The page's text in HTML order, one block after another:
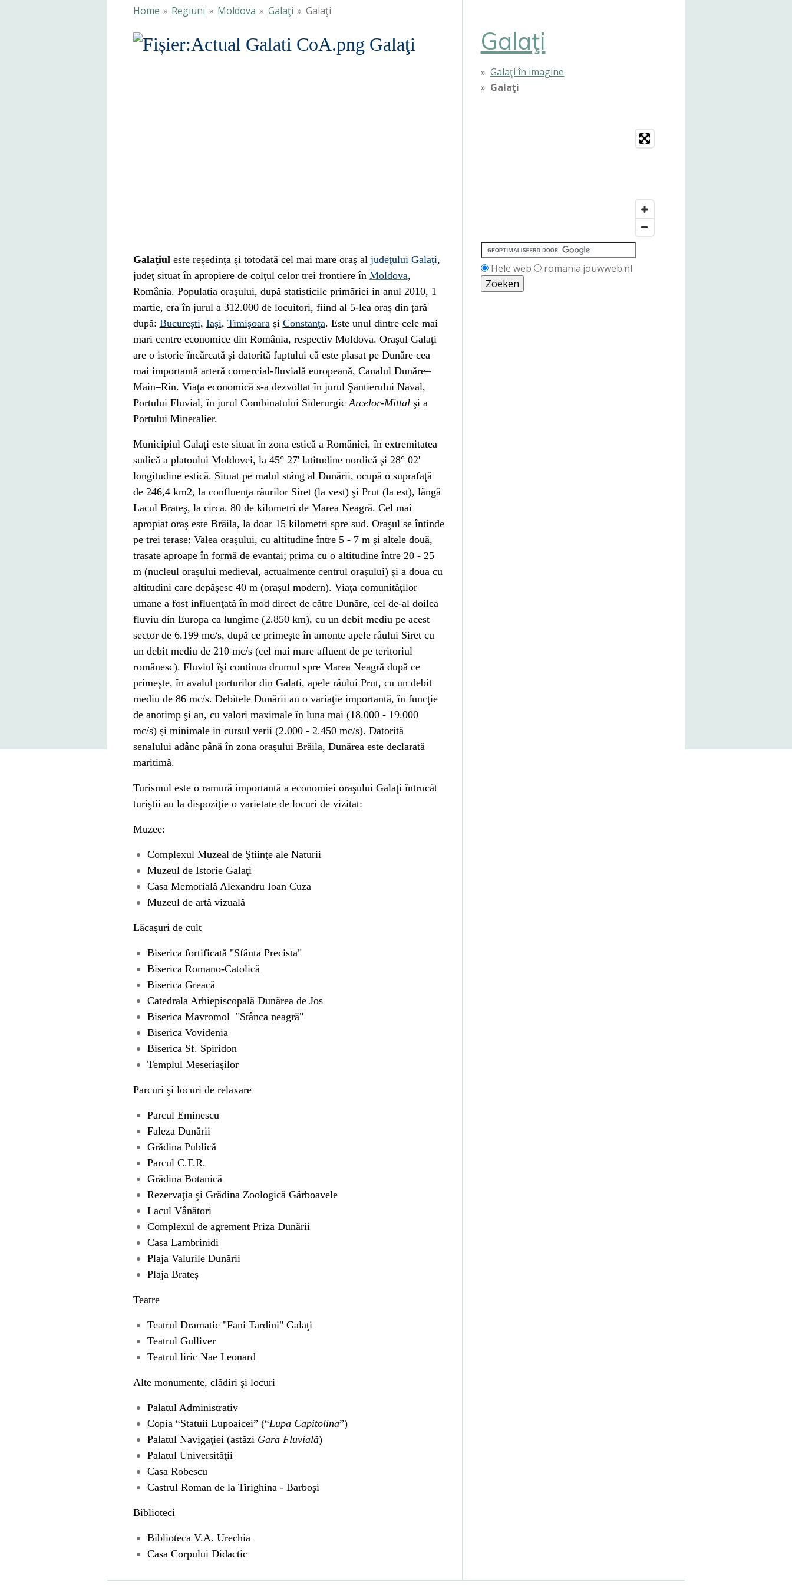
Home » Regiuni » Moldova » Galaţi » Galaţi
Galaţi
Galaţiuleste reşedinţa şi totodată cel mai mare oraş al judeţului Galaţi,
judeţ situat în apropiere de colţul celor trei frontiereîn Moldova,
România. Populatia oraşului, după statisticile primăriei in anul 2010, 1
martie, era în jurul a 312.000 de locuitori, fiind al 5-lea oraș din țară
după: Bucureşti, Iaşi, Timişoarași Constanţa. Este unul dintre cele mai
mari centre economice din România, respectiv Moldova. Oraşul Galaţi
are o istorie încărcată şi datorită faptului că este plasat pe Dunărecea
mai importantă arteră comercial-fluvială europeană, Canalul Dunăre–
Main–Rin. Viaţa economică s-a dezvoltat în jurul Şantierului Naval,
Portului Fluvial, în jurul Combinatului SiderurgicArcelor-Mittalşi a
Portului Mineralier.
Municipiul Galaţi este situat în zona estică a României, în extremitatea
sudică a platoului Moldovei, la 45° 27' latitudinenordică şi 28° 02'
longitudineestică. Situat pe malul stâng al Dunării, ocupă o suprafaţă
de 246,4 km2, la confluenţa râurilor Siret(la vest) şi Prut(la est), lângă
Lacul Brateş, la circa. 80 de kilometri de Marea Neagră. Cel mai
apropiat oraş este Brăila, la doar 15 kilometri spre sud. Oraşul se întinde
pe trei terase: Valea oraşului, cu altitudine între 5 - 7 m şi altele două,
trasate aproape în formă de evantai; prima cu o altitudine între 20 - 25
m (nucleul oraşului medieval, actualmente centrul oraşului) şi a doua cu
altitudini care depăşesc 40 m (oraşul modern). Viaţa comunităţilor
umane a fost influenţată în mod direct de către Dunăre, cel de-al doilea
fluviu din Europaca lungime (2.850 km), cu un debit mediu pe acest
sector de 6.199 mc/s, după ce primeşte în amonte apele râului Siretcu
un debit mediu de 210 mc/s (cel mai mare afluent de pe teritoriul
românesc). Fluviul îşi continua drumul spre Marea Neagră după ce
primeşte, în avalul porturilor din Galati, apele râului Prut, cu un debit
mediu de 86 mc/s. Debitele Dunării au o variaţie importantă, în funcţie
de anotimp şi an, cu valori maximale în luna mai (18.000 - 19.000
mc/s) şi minimale in cursul verii(2.000 - 2.450 mc/s). Datorită
senalului adânc până în zona oraşului Brăila, Dunărea este declarată
maritimă.
Turismul este o ramură importantă a economiei oraşului Galaţi întrucât
turiştii au la dispoziţie o varietate de locuri de vizitat:
Muzee:
Complexul Muzeal de Ştiinţe ale Naturii
Muzeul de Istorie Galaţi
Casa Memorială Alexandru Ioan Cuza
Muzeul de artă vizuală
Lăcaşuri de cult
Biserica fortificată "Sfânta Precista"
Biserica Romano-Catolică
Biserica Greacă
Catedrala Arhiepiscopală Dunărea de Jos
Biserica Mavromol "Stânca neagră"
Biserica Vovidenia
Biserica Sf. Spiridon
Templul Meseriaşilor
Parcuri şi locuri de relaxare
Parcul Eminescu
Faleza Dunării
Grădina Publică
Parcul C.F.R.
Grădina Botanică
Rezervaţia şi Grădina Zoologică Gârboavele
Lacul Vânători
Complexul de agrement Priza Dunării
Casa Lambrinidi
Plaja Valurile Dunării
Plaja Brateş
Teatre
Teatrul Dramatic "Fani Tardini" Galaţi
Teatrul Gulliver
Teatrul liric Nae Leonard
Alte monumente, clădiri şi locuri
Palatul Administrativ
Copia “Statuii Lupoaicei” (“Lupa Capitolina”)
Palatul Navigaţiei (astăzi Gara Fluvială)
Palatul Universităţii
Casa Robescu
Castrul Roman de la Tirighina - Barboşi
Biblioteci
Biblioteca V.A. Urechia
Casa Corpului Didactic
Galaţi
Galaţi în imagine
Galaţi
Hele web romania.jouwweb.nl